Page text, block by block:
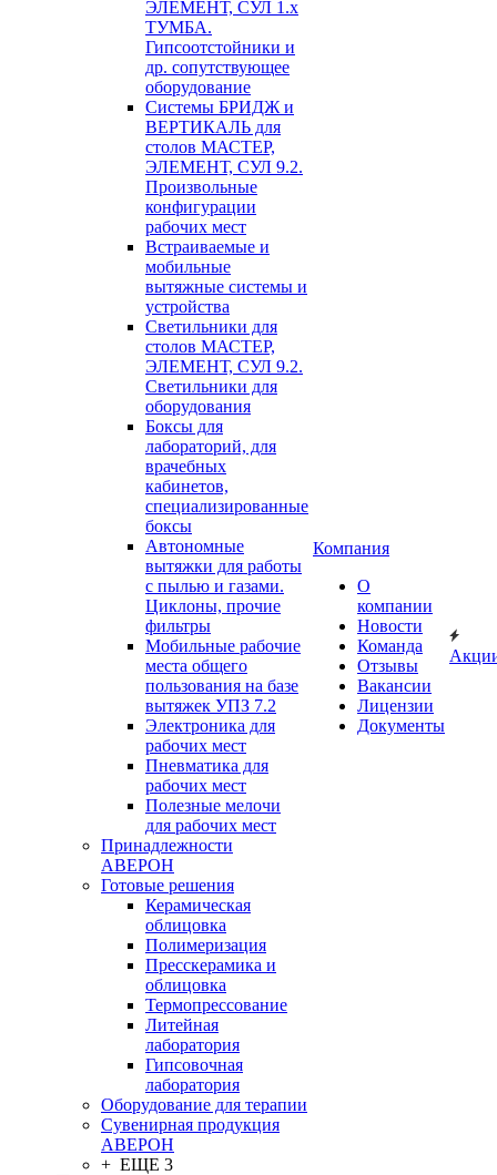
ЭЛЕМЕНТ, СУЛ 1.х
ТУМБА.
Гипсоотстойники и
др. сопутствующее
оборудование
Системы БРИДЖ и
ВЕРТИКАЛЬ для
столов МАСТЕР,
ЭЛЕМЕНТ, СУЛ 9.2.
Произвольные
конфигурации
рабочих мест
Встраиваемые и
мобильные
вытяжные системы и
устройства
Светильники для
столов МАСТЕР,
ЭЛЕМЕНТ, СУЛ 9.2.
Светильники для
оборудования
Боксы для
лабораторий, для
врачебных
кабинетов,
специализированные
боксы
Автономные
вытяжки для работы
с пылью и газами.
Циклоны, прочие
фильтры
Мобильные рабочие
места общего
пользования на базе
вытяжек УПЗ 7.2
Электроника для
рабочих мест
Пневматика для
рабочих мест
Полезные мелочи
для рабочих мест
Принадлежности
АВЕРОН
Готовые решения
Керамическая
облицовка
Полимеризация
Пресскерамика и
облицовка
Термопрессование
Литейная
лаборатория
Гипсовочная
лаборатория
Оборудование для терапии
Сувенирная продукция
АВЕРОН
+ ЕЩЕ 3
Компания
О
компании
Новости
Команда
Отзывы
Вакансии
Лицензии
Документы